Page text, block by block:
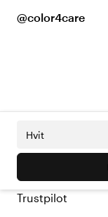
@color4care
Hvit
Trustpilot